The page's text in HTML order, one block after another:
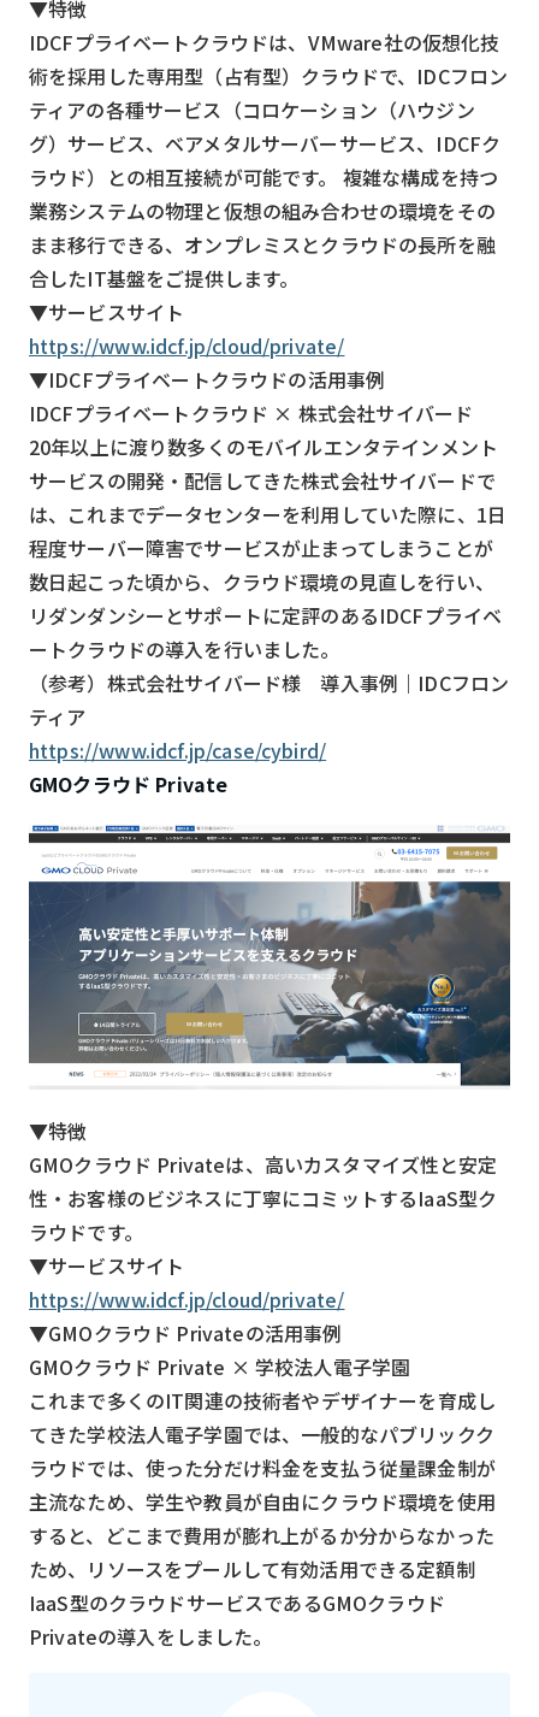
▼特徴
IDCFプライベートクラウドは、VMware社の仮想化技
術を採用した専用型（占有型）クラウドで、IDCフロン
ティアの各種サービス（コロケーション（ハウジン
グ）サービス、ベアメタルサーバーサービス、IDCFク
ラウド）との相互接続が可能です。 複雑な構成を持つ
業務システムの物理と仮想の組み合わせの環境をその
まま移行できる、オンプレミスとクラウドの長所を融
合したIT基盤をご提供します。
▼サービスサイト
https://www.idcf.jp/cloud/private/
▼IDCFプライベートクラウドの活用事例
IDCFプライベートクラウド × 株式会社サイバード
20年以上に渡り数多くのモバイルエンタテインメント
サービスの開発・配信してきた株式会社サイバードで
は、これまでデータセンターを利用していた際に、1日
程度サーバー障害でサービスが止まってしまうことが
数日起こった頃から、クラウド環境の見直しを行い、
リダンダンシーとサポートに定評のあるIDCFプライベ
ートクラウドの導入を行いました。
（参考）株式会社サイバード様 導入事例｜IDCフロン
ティア
https://www.idcf.jp/case/cybird/
GMOクラウド Private
▼特徴
GMOクラウド Privateは、高いカスタマイズ性と安定
性・お客様のビジネスに丁寧にコミットするIaaS型ク
ラウドです。
▼サービスサイト
https://www.idcf.jp/cloud/private/
▼GMOクラウド Privateの活用事例
GMOクラウド Private × 学校法人電子学園
これまで多くのIT関連の技術者やデザイナーを育成し
てきた学校法人電子学園では、一般的なパブリックク
ラウドでは、使った分だけ料金を支払う従量課金制が
主流なため、学生や教員が自由にクラウド環境を使用
すると、どこまで費用が膨れ上がるか分からなかった
ため、リソースをプールして有効活用できる定額制
IaaS型のクラウドサービスであるGMOクラウド
Privateの導入をしました。